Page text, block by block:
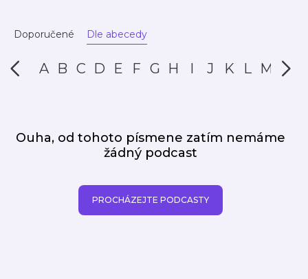
Doporučené Dle abecedy
A B C D E F G H I J K L M N
Ouha, od tohoto písmene zatím nemáme
žádný podcast
PROCHÁZEJTE PODCASTY